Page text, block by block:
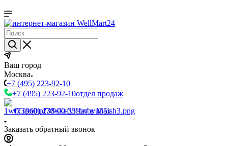
Ваш город
Москва
+7 (495) 223-92-10
+7 (495) 223-92-10отдел продаж
+7 (960) 230-00-33Чат в Max
Заказать обратный звонок